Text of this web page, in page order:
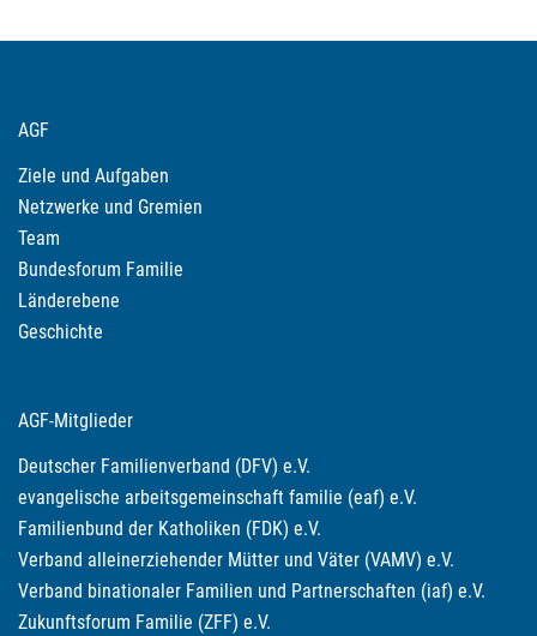
AGF
Ziele und Aufgaben
Netzwerke und Gremien
Team
Bundesforum Familie
Länderebene
Geschichte
AGF-Mitglieder
Deutscher Familienverband (DFV) e.V.
evangelische arbeitsgemeinschaft familie (eaf) e.V.
Familienbund der Katholiken (FDK) e.V.
Verband alleinerziehender Mütter und Väter (VAMV) e.V.
Verband binationaler Familien und Partnerschaften (iaf) e.V.
Zukunftsforum Familie (ZFF) e.V.